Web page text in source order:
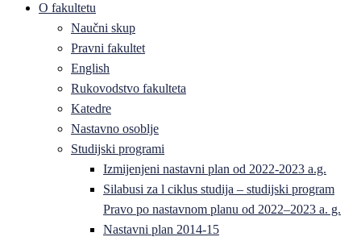
O fakultetu
Naučni skup
Pravni fakultet
English
Rukovodstvo fakulteta
Katedre
Nastavno osoblje
Studijski programi
Izmijenjeni nastavni plan od 2022-2023 a.g.
Silabusi za l ciklus studija – studijski program
Pravo po nastavnom planu od 2022–2023 a. g.
Nastavni plan 2014-15